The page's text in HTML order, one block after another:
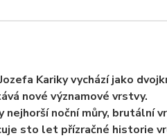
Kariky vychází jako
nové významové vrstvy.
noční můry, brutální
sto let přízračné historie